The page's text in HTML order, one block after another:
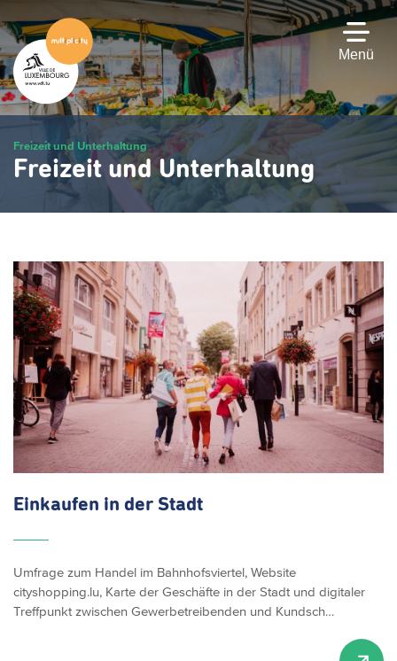
Hauptinhalt
gehen
Menü
Freizeit und Unterhaltung
Freizeit und Unterhaltung
Einkaufen in der Stadt
Umfrage zum Handel im Bahnhofsviertel, Website
cityshopping.lu, Karte der Geschäfte in der Stadt und digitaler
Treffpunkt zwischen Gewerbetreibenden und Kundsch…